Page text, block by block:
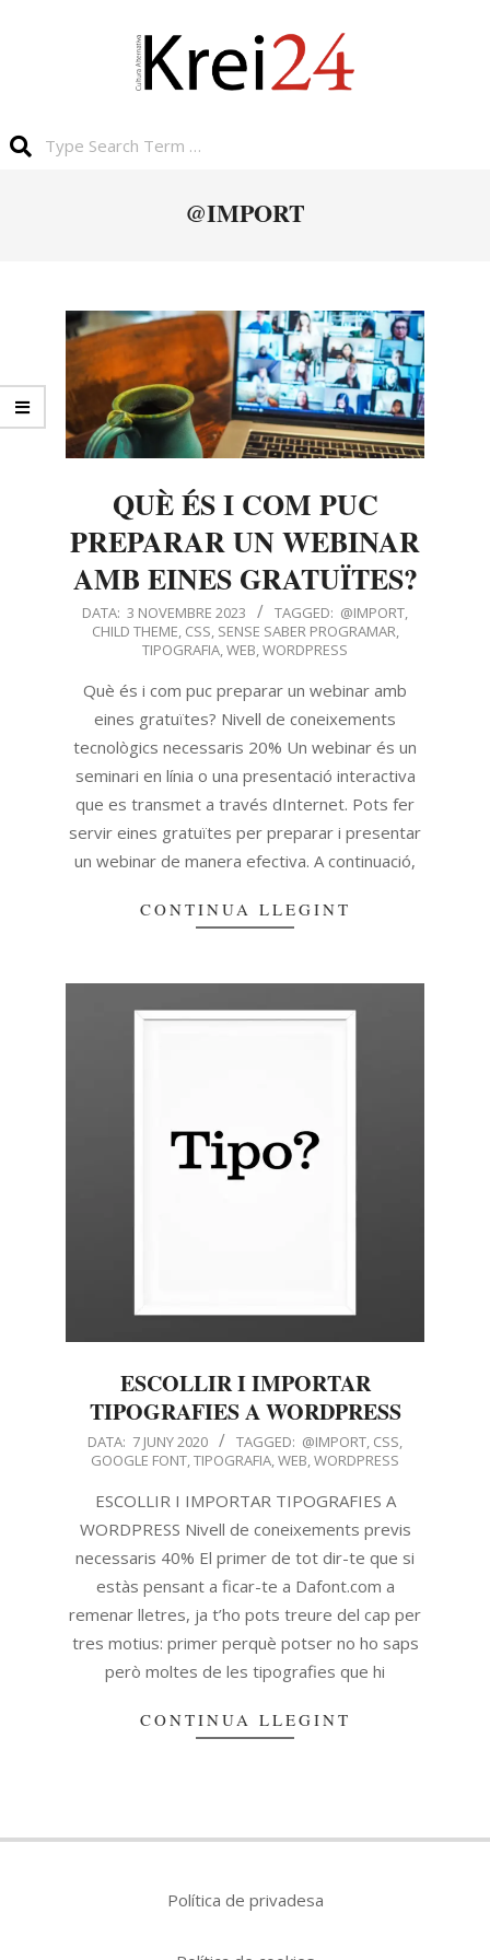
@IMPORT
QUÈ ÉS I COM PUC
PREPARAR UN WEBINAR
AMB EINES GRATUÏTES?
DATA: 3 NOVEMBRE 2023 TAGGED: @IMPORT,
CHILD THEME, CSS, SENSE SABER PROGRAMAR,
TIPOGRAFIA,WEB,WORDPRESS
Què és i com puc preparar un webinar amb
eines gratuïtes? Nivell de coneixements
tecnològics necessaris 20% Un webinar és un
seminari en línia o una presentació interactiva
que es transmet a través dInternet. Pots fer
servir eines gratuïtes per preparar i presentar
un webinar de manera efectiva. A continuació,
CONTINUA LLEGINT
ESCOLLIR I IMPORTAR
TIPOGRAFIES A WORDPRESS
DATA: 7 JUNY 2020 TAGGED: @IMPORT, CSS,
GOOGLE FONT,TIPOGRAFIA,WEB,WORDPRESS
ESCOLLIR I IMPORTAR TIPOGRAFIES A
WORDPRESS Nivell de coneixements previs
necessaris 40% El primer de tot dir-te que si
estàs pensant a ficar-te a Dafont.com a
remenar lletres, ja t’ho pots treure del cap per
tres motius: primer perquè potser no ho saps
però moltes de les tipografies que hi
CONTINUA LLEGINT
Política de privadesa